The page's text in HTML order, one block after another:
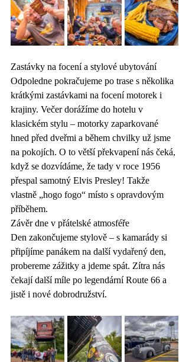
Zastávky na focení a stylové ubytování
Odpoledne pokračujeme po trase s několika
krátkými zastávkami na focení motorek i
krajiny. Večer dorážíme do hotelu v
klasickém stylu – motorky zaparkované
hned před dveřmi a během chvilky už jsme
na pokojích. O to větší překvapení nás čeká,
když se dozvídáme, že tady v roce 1956
přespal samotný Elvis Presley! Takže
vlastně „hogo fogo“ místo s opravdovým
příběhem.
Závěr dne v přátelské atmosféře
Den zakončujeme stylově – s kamarády si
připíjíme panákem na další vydařený den,
probereme zážitky a jdeme spát. Zítra nás
čekají další míle po legendární Route 66 a
jistě i nové dobrodružství.